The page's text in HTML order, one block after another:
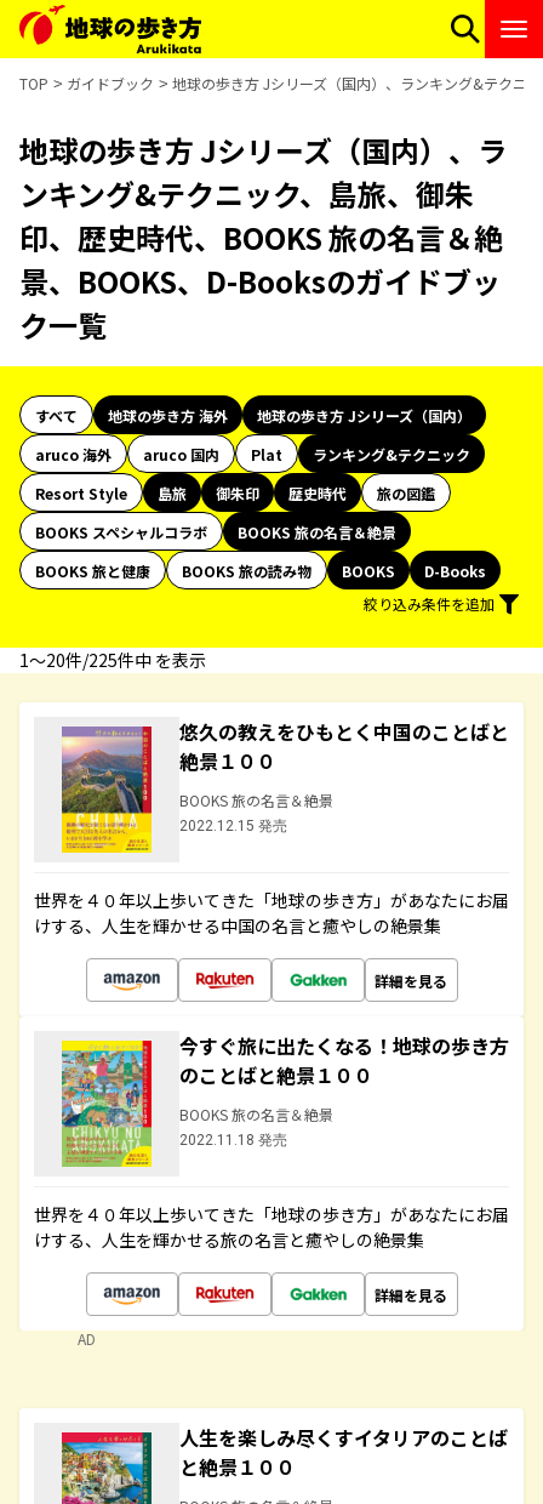
TOP ガイドブック 地球の歩き方 Jシリーズ（国内）、ランキング&テクニ
地球の歩き方 Jシリーズ（国内）、ラ
ンキング&テクニック、島旅、御朱
印、歴史時代、BOOKS 旅の名言＆絶
景、BOOKS、D-Booksのガイドブッ
ク一覧
すべて 地球の歩き方 海外
地球の歩き方 Jシリーズ（国内）
aruco 海外
aruco 国内 Plat
ランキング&テクニック
Resort Style
島旅 御朱印 歴史時代
旅の図鑑
BOOKS スペシャルコラボ
BOOKS 旅の名言＆絶景
BOOKS 旅と健康
BOOKS 旅の読み物 BOOKS
D-Books
絞り込み条件を追加
1〜20件/225件中 を表示
悠久の教えをひもとく中国のことばと
絶景１００
BOOKS 旅の名言＆絶景
2022.12.15 発売
世界を４０年以上歩いてきた「地球の歩き方」があなたにお届
けする、人生を輝かせる中国の名言と癒やしの絶景集
詳細を見る
今すぐ旅に出たくなる！地球の歩き方
のことばと絶景１００
BOOKS 旅の名言＆絶景
2022.11.18 発売
世界を４０年以上歩いてきた「地球の歩き方」があなたにお届
けする、人生を輝かせる旅の名言と癒やしの絶景集
詳細を見る
AD
人生を楽しみ尽くすイタリアのことば
と絶景１００